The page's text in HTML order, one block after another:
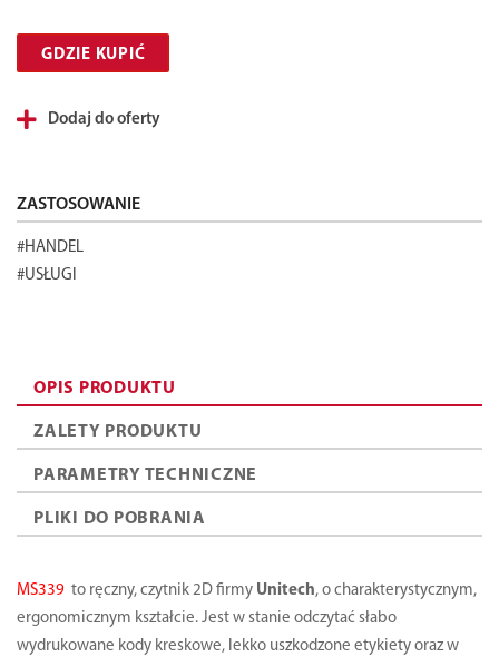
GDZIE KUPIĆ
Dodaj do oferty
ZASTOSOWANIE
#HANDEL
#USŁUGI
OPIS PRODUKTU
ZALETY PRODUKTU
PARAMETRY TECHNICZNE
PLIKI DO POBRANIA
MS339 to ręczny, czytnik 2D firmy Unitech, o charakterystycznym,
ergonomicznym kształcie. Jest w stanie odczytać słabo
wydrukowane kody kreskowe, lekko uszkodzone etykiety oraz w